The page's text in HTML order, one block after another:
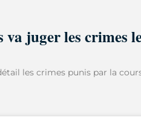
juger les crimes
les crimes punis par la cours